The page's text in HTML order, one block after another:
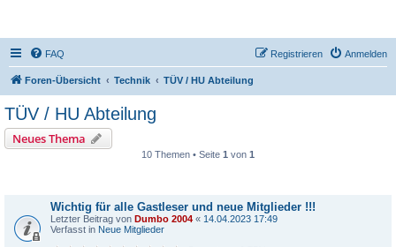
FAQ Anmelden
Registrieren
Foren-Übersicht Technik TÜV / HU Abteilung
TÜV / HU Abteilung
Neues Thema
10 Themen • Seite 1 von 1
Wichtig für alle Gastleser und neue Mitglieder !!!
Letzter Beitrag von Dumbo 2004 « 14.04.2023 17:49
Verfasst in Neue Mitglieder